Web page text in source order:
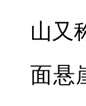
山又
面悬